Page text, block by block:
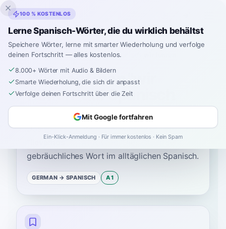
Inklingo
Startseite›Spanisch›German → Spanisch
Wie sagt man "wir
führen" auf Spanisch
Das spanische Wort für“wir führen”ist
Niveau
Dies ist ein sehr
gebräuchliches Wort im alltäglichen Spanisch.
GERMAN → SPANISCH A1
100 % KOSTENLOS
Lerne Spanisch-Wörter, die du wirklich behältst
Speichere Wörter, lerne mit smarter Wiederholung und verfolge
deinen Fortschritt — alles kostenlos.
8.000+ Wörter mit Audio & Bildern
Smarte Wiederholung, die sich dir anpasst
Verfolge deinen Fortschritt über die Zeit
Mit Google fortfahren
Ein-Klick-Anmeldung · Für immer kostenlos · Kein Spam